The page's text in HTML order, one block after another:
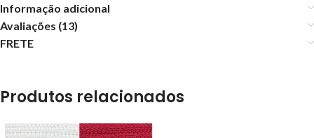
Informação adicional
Avaliações (13)
FRETE
Produtos relacionados